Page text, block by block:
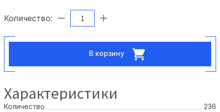
Количество:
В корзину
Характеристики
Количество
236